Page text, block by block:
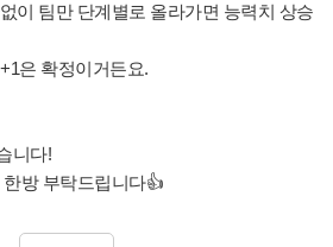
이 팀만 단계별로 올라가면 능력치 상승
은 확정이거든요.
니다!
방 부탁드립니다👍